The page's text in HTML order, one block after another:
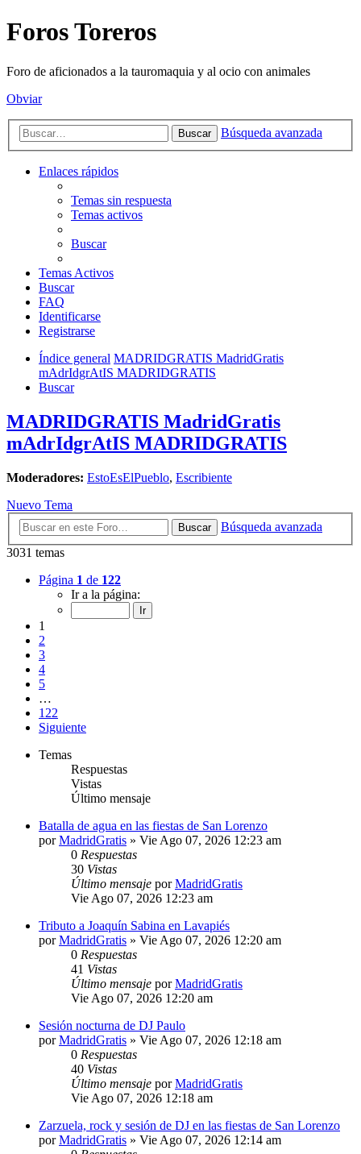
Foros Toreros
Foro de aficionados a la tauromaquia y al ocio con animales
Obviar
Buscar Búsqueda avanzada
Enlaces rápidos
Temas sin respuesta
Temas activos
Buscar
Temas Activos
Buscar
FAQ
Identificarse
Registrarse
Índice general MADRIDGRATIS MadridGratis
mAdrIdgrAtIS MADRIDGRATIS
Buscar
MADRIDGRATIS MadridGratis
mAdrIdgrAtIS MADRIDGRATIS
Moderadores: EstoEsElPueblo, Escribiente
Nuevo Tema
Buscar
Búsqueda avanzada
3031 temas
Página 1 de 122
Ir a la página:
1
2
3
4
5
…
122
Siguiente
Temas
Respuestas
Vistas
Último mensaje
Batalla de agua en las fiestas de San Lorenzo
porMadridGratis » Vie Ago 07, 2026 12:23 am
0 Respuestas
30 Vistas
Último mensaje porMadridGratis
Vie Ago 07, 2026 12:23 am
Tributo a Joaquín Sabina en Lavapiés
porMadridGratis » Vie Ago 07, 2026 12:20 am
0 Respuestas
41 Vistas
Último mensaje porMadridGratis
Vie Ago 07, 2026 12:20 am
Sesión nocturna de DJ Paulo
porMadridGratis » Vie Ago 07, 2026 12:18 am
0 Respuestas
40 Vistas
Último mensaje porMadridGratis
Vie Ago 07, 2026 12:18 am
Zarzuela, rock y sesión de DJ en las fiestas de San Lorenzo
porMadridGratis » Vie Ago 07, 2026 12:14 am